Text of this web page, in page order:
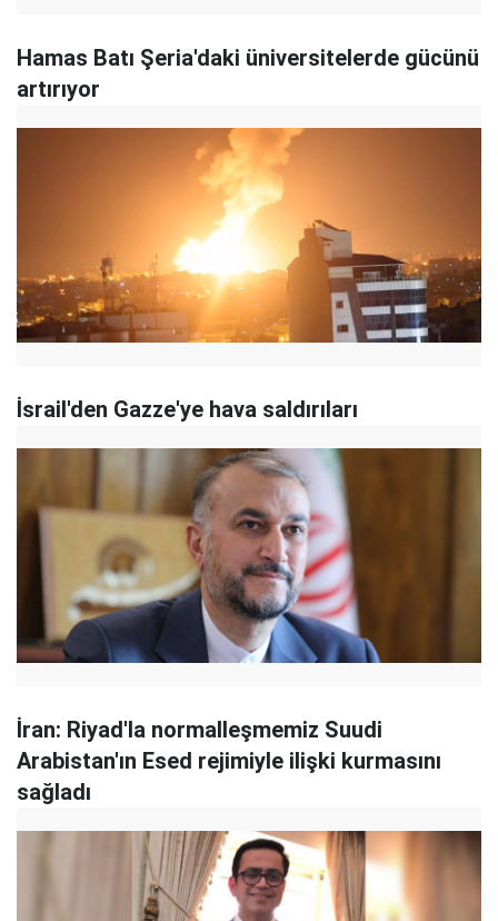
Hamas Batı Şeria'daki üniversitelerde gücünü
artırıyor
İsrail'den Gazze'ye hava saldırıları
İran: Riyad'la normalleşmemiz Suudi
Arabistan'ın Esed rejimiyle ilişki kurmasını
sağladı